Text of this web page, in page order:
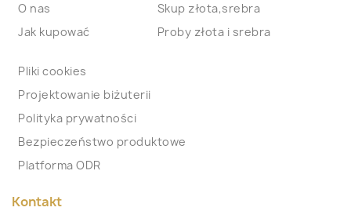
O nas
Jak kupować
Skup złota,srebra
Proby złota i srebra
Pliki cookies
Projektowanie biżuterii
Polityka prywatności
Bezpieczeństwo produktowe
Platforma ODR
Kontakt